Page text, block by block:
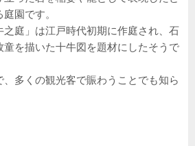
園です。
庭」は江戸時代初期に作庭され、石
を描いた十牛図を題材にしたそうで
多くの観光客で賑わうことでも知ら